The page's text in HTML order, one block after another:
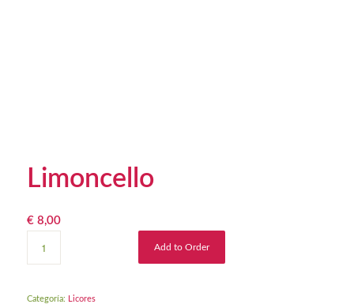
Limoncello
€8,00
Add to Order
Categoría: Licores